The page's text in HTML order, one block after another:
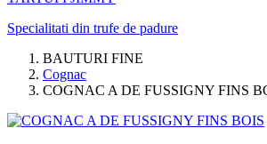
Specialitati din trufe de padure
BAUTURI FINE
Cognac
COGNAC A DE FUSSIGNY FINS